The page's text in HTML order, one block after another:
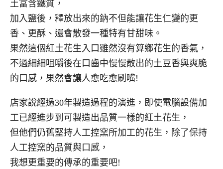
土富含鐵質，
加入鹽後，釋放出來的鈉不但能讓花生仁變的更
香、更酥、還會散發一種特有甘甜味。
果然這個紅土花生入口雖然沒有算鄉花生的香氣，
不過細細咀嚼後在口齒中慢慢散出的土豆香與爽脆
的口感，果然會讓人愈吃愈刷嘴!
店家說經過30年製造過程的演進，即使電腦設備加
工已經進步到可製造出品質一樣的紅土花生，
但他們仍舊堅持人工控窯所加工的花生，除了保持
人工控窯的品質與口感，
我想更重要的傳承的重要吧!